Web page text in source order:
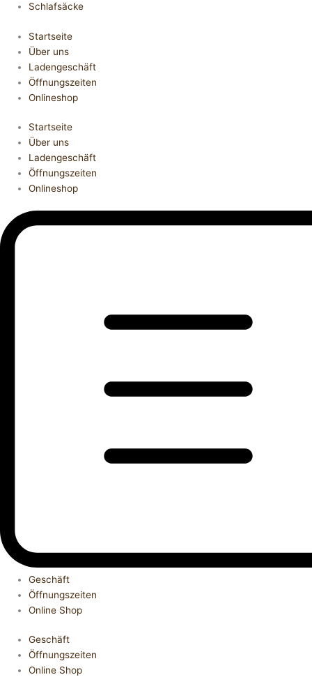
Schlafsäcke
Startseite
Über uns
Ladengeschäft
Öffnungszeiten
Onlineshop
Startseite
Über uns
Ladengeschäft
Öffnungszeiten
Onlineshop
Geschäft
Öffnungszeiten
Online Shop
Geschäft
Öffnungszeiten
Online Shop